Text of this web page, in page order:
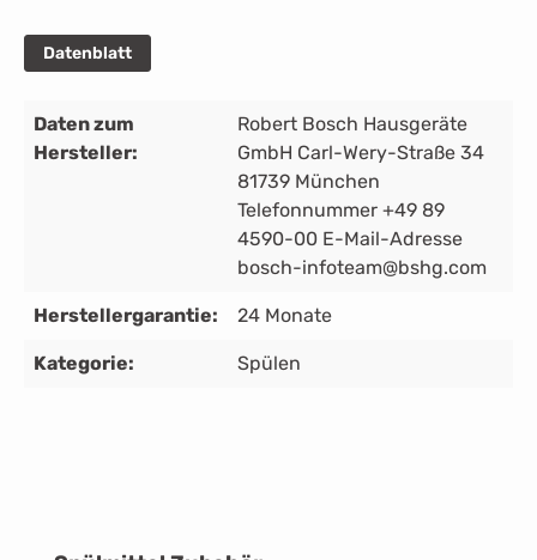
Datenblatt
Daten zum
Hersteller:
Robert Bosch Hausgeräte
GmbH Carl-Wery-Straße 34
81739 München
Telefonnummer +49 89
4590-00 E-Mail-Adresse
bosch-infoteam@bshg.com
Herstellergarantie: 24 Monate
Kategorie: Spülen